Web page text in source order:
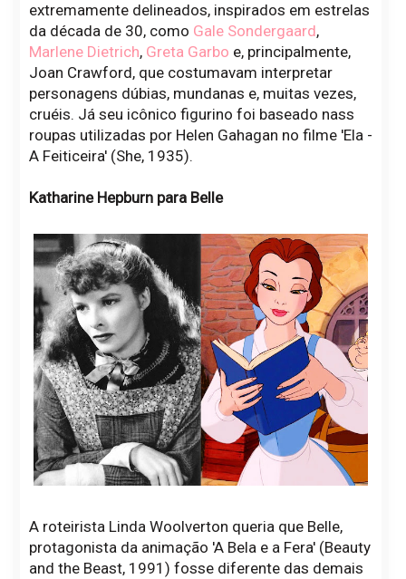
extremamente delineados, inspirados em estrelas
da década de 30, como Gale Sondergaard,
Marlene Dietrich, Greta Garbo e, principalmente,
Joan Crawford, que costumavam interpretar
personagens dúbias, mundanas e, muitas vezes,
cruéis. Já seu icônico figurino foi baseado nass
roupas utilizadas por Helen Gahagan no filme 'Ela -
A Feiticeira' (She, 1935).
Katharine Hepburn para Belle
A roteirista Linda Woolverton queria que Belle,
protagonista da animação 'A Bela e a Fera' (Beauty
and the Beast, 1991) fosse diferente das demais